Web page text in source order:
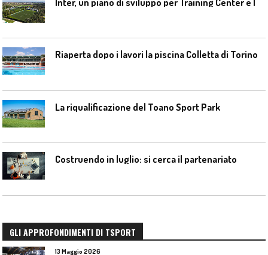
Riaperta dopo i lavori la piscina Colletta di Torino
La riqualificazione del Toano Sport Park
Costruendo in luglio: si cerca il partenariato
GLI APPROFONDIMENTI DI TSPORT
13 Maggio 2026